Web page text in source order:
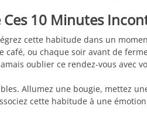
10 Minutes
cette habitude dans un
café, ou chaque soir avant de
oublier ce rendez-vous avec
Allumez une bougie, mettez
cette habitude à une